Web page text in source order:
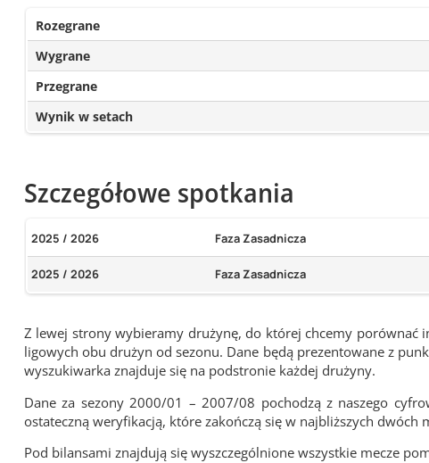
Rozegrane
Wygrane
Przegrane
Wynik w setach
Szczegółowe spotkania
2025 / 2026 Faza Zasadnicza
2025 / 2026 Faza Zasadnicza
Z lewej strony wybieramy drużynę, do której chcemy porównać
ligowych obu drużyn od sezonu. Dane będą prezentowane z
wyszukiwarka znajduje się na podstronie każdej drużyny.
Dane za sezony 2000/01 – 2007/08 pochodzą z naszego
ostateczną weryfikacją, które zakończą się w najbliższych dwóch
Pod bilansami znajdują się wyszczególnione wszystkie mecze